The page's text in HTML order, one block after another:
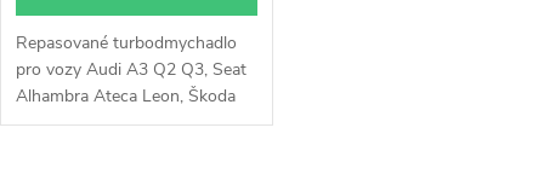
Repasované turbodmychadlo
pro vozy Audi A3 Q2 Q3, Seat
Alhambra Ateca Leon, Škoda
Karoq Kodiaq Octavia,